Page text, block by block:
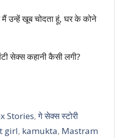
उन्हें खूब चोदता हूं, घर के कोने
सेक्स कहानी कैसी लगी?
Stories,गे सेक्स स्टोरी
girl, kamukta, Mastram